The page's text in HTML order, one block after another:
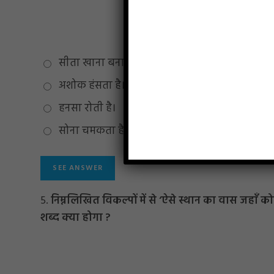
सीता खाना बनाती है।
अशोक हंसता है।
हनसा रोती है।
सोना चमकता है।
5.निम्नलिखित विकल्पों में से ‘ऐसे स्थान का वास जहाँ
शब्द क्या होगा ?